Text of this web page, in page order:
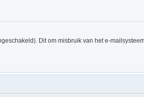
Dit om misbruik van het e-